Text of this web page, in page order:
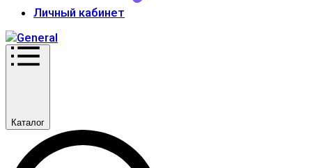
Личный кабинет
Каталог